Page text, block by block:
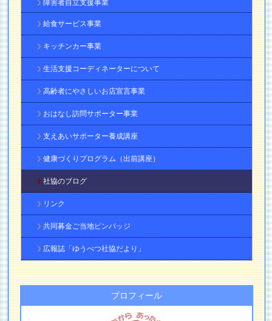
障害者自立支援事業
給食サービス事業
キッチンカー事業
生活支援コーディネーターについて
高齢者にやさしいお店宣言事業
おはなし訪問サポーター事業
支えあいサポーター養成講座
健康づくりプログラム（出前講座）
社協のブログ
リンク
共同募金ご当地ピンバッジ
広報誌「ゆうべつ社協だより」
プロフィール